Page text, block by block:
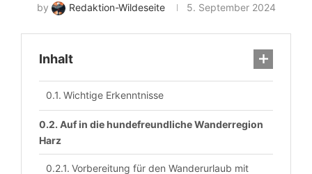
by Redaktion-Wildeseite 5. September 2024
Inhalt
Wichtige Erkenntnisse
Auf in die hundefreundliche Wanderregion
Harz
Vorbereitung für den Wanderurlaub mit